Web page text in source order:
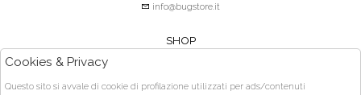
info@bugstore.it
SHOP
ACQUISTO SICURO
Cookies & Privacy
Questo sito si avvale di cookie di profilazione utilizzati per ads/contenuti